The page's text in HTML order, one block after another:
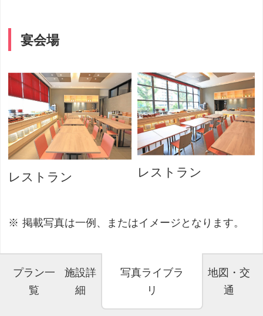
宴会場
レストラン レストラン
掲載写真は一例、またはイメージとなります。
プラン一
覧
施設詳
細
写真ライブラ
リ
地図・交
通